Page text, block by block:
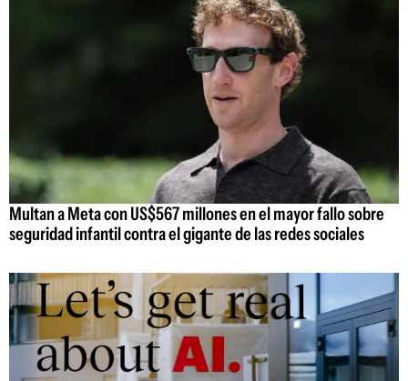
Multan a Meta con US$567 millones en el mayor fallo sobre
seguridad infantil contra el gigante de las redes sociales